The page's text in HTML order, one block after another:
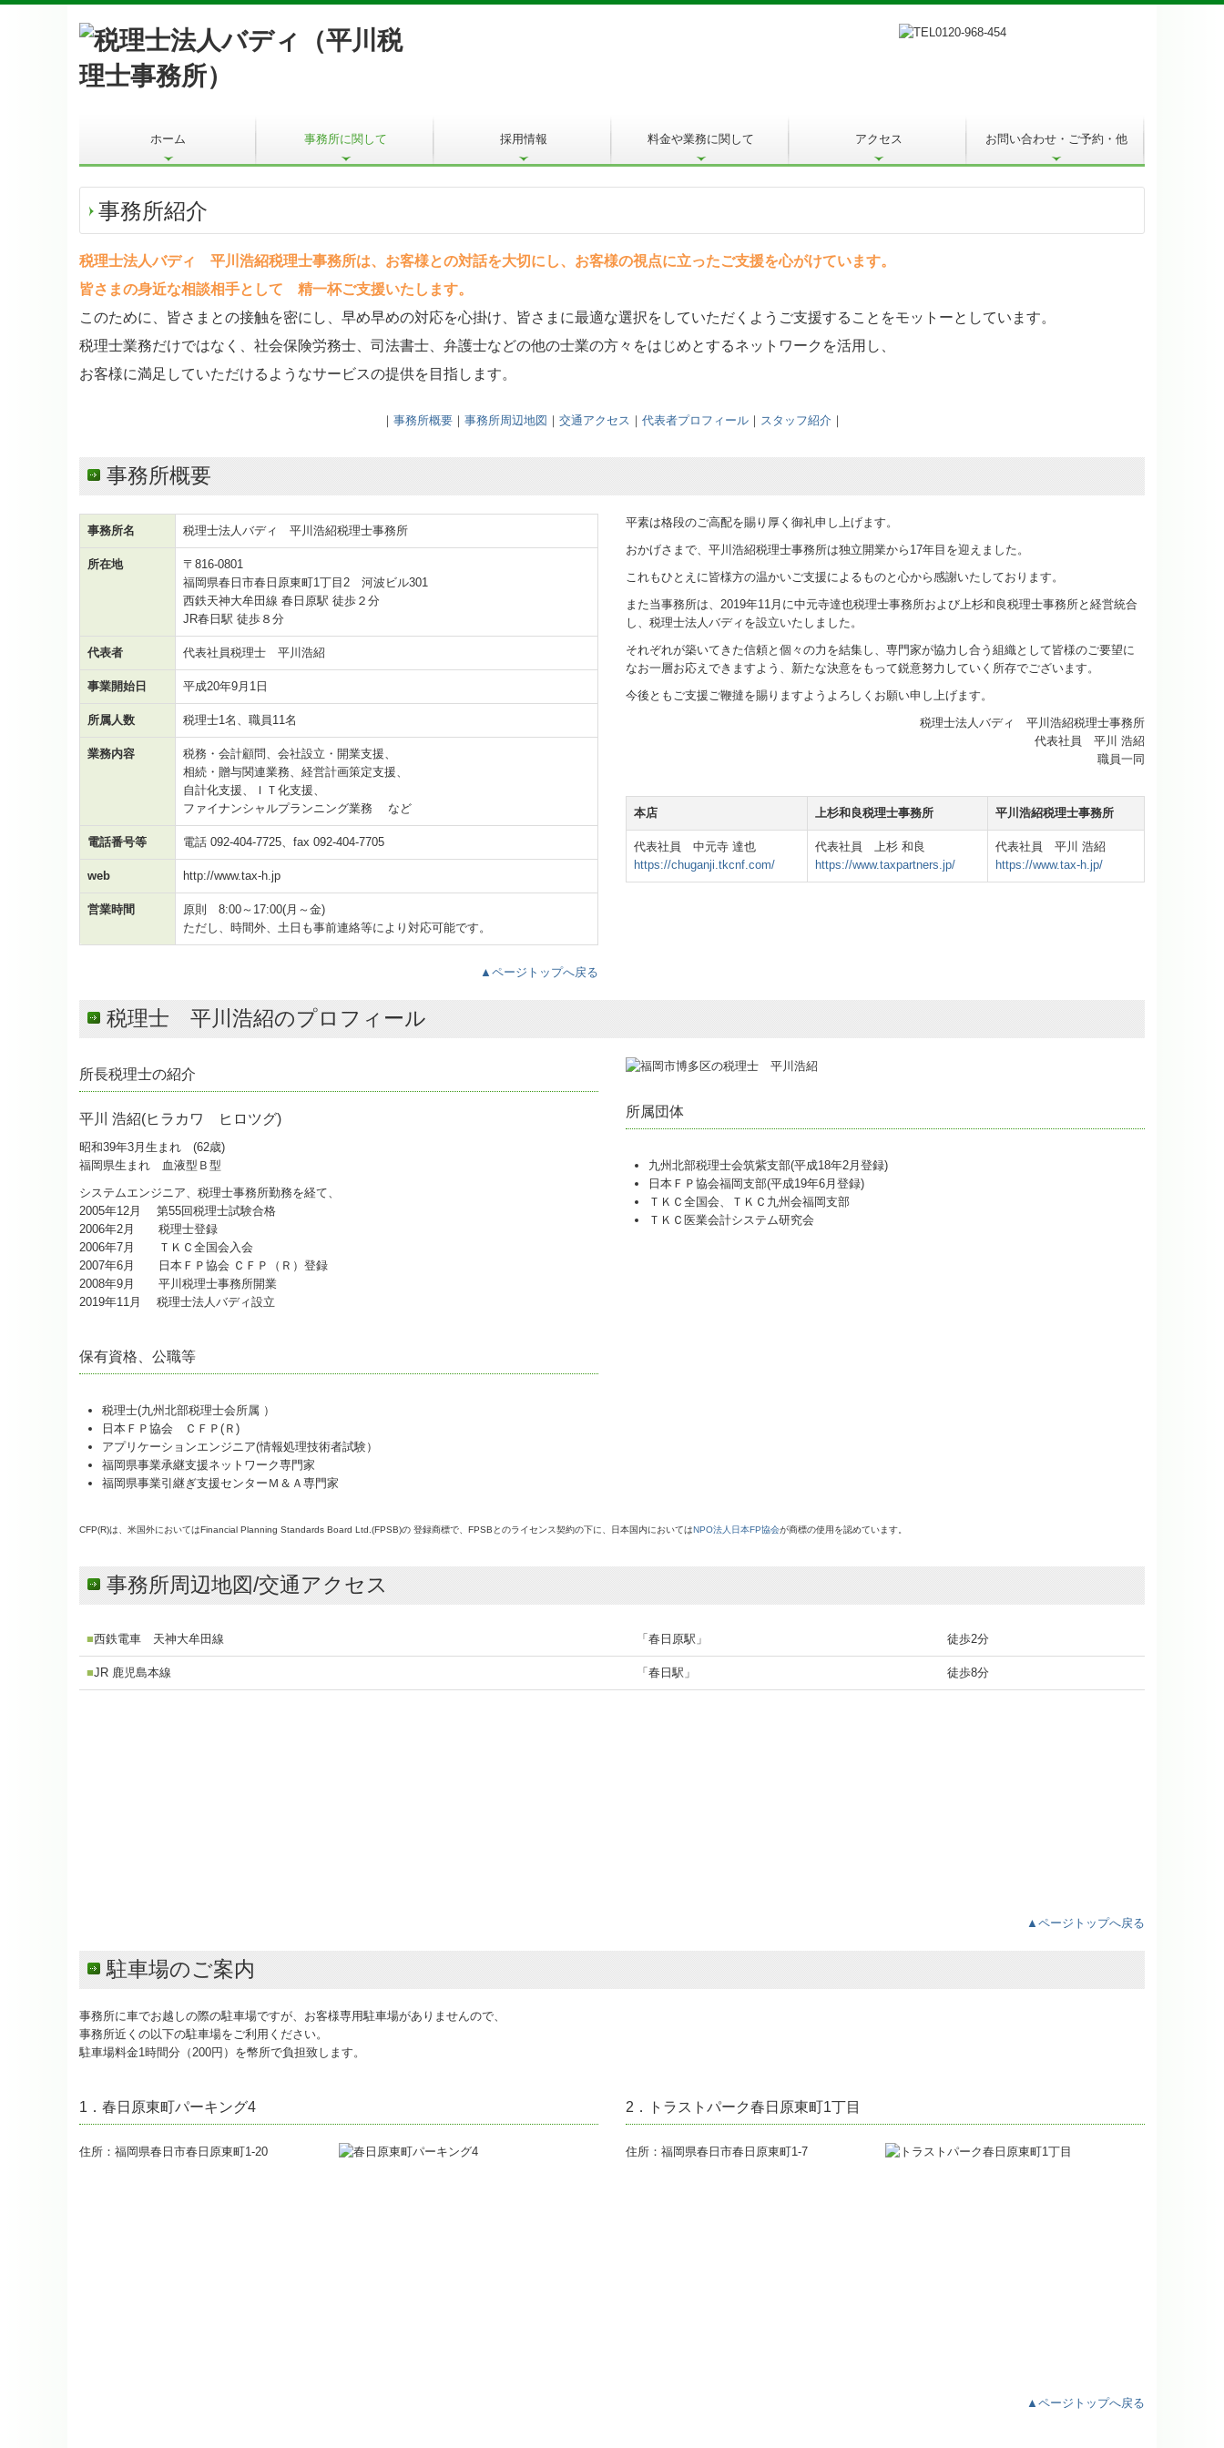
ホーム
お知らせ
事務所に関して
よくある質問Q&A
サービス実例紹介
LINEで学ぶショート動画
採用情報
採用Q＆A
先輩の声
職員インタビュー
募集概要
応募フォーム
料金や業務に関して
税理士をお探しの方へ
料金・業務案内
相続のご相談
経営改善のお手伝いをします
経営計画のお手伝いをします
アクセス お問い合わせ・ご予約・他
お問い合わせ
面談の申し込み
個人情報保護方針
サイトマップ
事務所紹介
税理士法人バディ 平川浩紹税理士事務所は、お客様との対話を大切にし、お客様の視点に立ったご支援を心がけています。
皆さまの身近な相談相手として 精一杯ご支援いたします。
このために、皆さまとの接触を密にし、早め早めの対応を心掛け、皆さまに最適な選択をしていただくようご支援することをモットーとしています。
税理士業務だけではなく、社会保険労務士、司法書士、弁護士などの他の士業の方々をはじめとするネットワークを活用し、
お客様に満足していただけるようなサービスの提供を目指します。
｜ 事務所概要｜ 事務所周辺地図 ｜ 交通アクセス ｜ 代表者プロフィール｜ スタッフ紹介｜
事務所概要
事務所名 税理士法人バディ 平川浩紹税理士事務所
所在地
〒816-0801
福岡県春日市春日原東町1丁目 2 河波ビル301
西鉄天神大牟田線 春日原駅 徒歩２分
JR春日駅 徒歩８分
代表者 代表社員税理士 平川浩紹
事業開始日 平成20年9月1日
所属人数 税理士1名、職員11名
業務内容
税務・会計顧問、会社設立・開業支援、
相続・贈与関連業務、経営計画策定支援、
自計化支援、ＩＴ化支援、
ファイナンシャルプランニング業務 など
電話番号等 電話 092-404-7725、fax 092-404-7705
web http://www.tax-h.jp
営業時間
原則 8:00～17:00(月～金)
ただし、時間外、土日も事前連絡等により対応可能です。
▲ページトップへ戻る
平素は格段のご高配を賜り厚く御礼申し上げます。
おかげさまで、平川浩紹税理士事務所は独立開業から17年目を迎えました。
これもひとえに皆様方の温かいご支援によるものと心から感謝いたしております。
また当事務所は、2019年11月に中元寺達也税理士事務所および上杉和良税理士事務所と経営統合
し、税理士法人バディを設立いたしました。
それぞれが築いてきた信頼と個々の力を結集し、専門家が協力し合う組織として皆様のご要望に
なお一層お応えできますよう、新たな決意をもって鋭意努力していく所存でございます。
今後ともご支援ご鞭撻を賜りますようよろしくお願い申し上げます。
税理士法人バディ 平川浩紹税理士事務所
代表社員 平川 浩紹
職員一同
本店 上杉和良税理士事務所 平川浩紹税理士事務所
代表社員 中元寺 達也
https://chuganji.tkcnf.com/
代表社員 上杉 和良
https://www.taxpartners.jp/
代表社員 平川 浩紹
https://www.tax-h.jp/
税理士 平川浩紹のプロフィール
所長税理士の紹介
平川 浩紹(ヒラカワ ヒロツグ)
昭和39年3月生まれ (62歳)
福岡県生まれ 血液型Ｂ型
システムエンジニア、税理士事務所勤務を経て、
2005年12月 第55回税理士試験合格
2006年2月 税理士登録
2006年7月 ＴＫＣ全国会入会
2007年6月 日本ＦＰ協会 ＣＦＰ（Ｒ）登録
2008年9月 平川税理士事務所開業
2019年11月 税理士法人バディ設立
保有資格、公職等
税理士(九州北部税理士会所属 ）
日本ＦＰ協会 ＣＦＰ(Ｒ)
アプリケーションエンジニア(情報処理技術者試験）
福岡県事業承継支援ネットワーク専門家
福岡県事業引継ぎ支援センターＭ＆Ａ専門家
所属団体
九州北部税理士会筑紫支部(平成18年2月登録)
日本ＦＰ協会福岡支部(平成19年6月登録)
ＴＫＣ全国会、ＴＫＣ九州会福岡支部
ＴＫＣ医業会計システム研究会
CFP(R)は、米国外においてはFinancial Planning Standards Board Ltd.(FPSB)の 登録商標で、FPSBとのライセンス契約の下に、日本国内においてはNPO法人日本FP協会が商標の使用を認めています。
事務所周辺地図/交通アクセス
■西鉄電車 天神大牟田線 「春日原駅」 徒歩2分
■JR 鹿児島本線 「春日駅」 徒歩8分
▲ページトップへ戻る
駐車場のご案内
事務所に車でお越しの際の駐車場ですが、お客様専用駐車場がありませんので、
事務所近くの以下の駐車場をご利用ください。
駐車場料金1時間分（200円）を幣所で負担致します。
1．春日原東町パーキング4
住所：福岡県春日市春日原東町1-20
2．トラストパーク春日原東町1丁目
住所：福岡県春日市春日原東町1-7
▲ページトップへ戻る